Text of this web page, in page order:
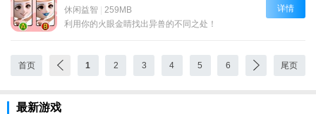
休闲益智
259MB
利用你的火眼金睛找出异兽的不同之处！
详情
首页 1 2 3 4 5 6 尾页
最新游戏